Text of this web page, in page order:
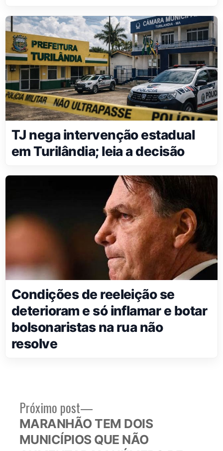
TJ nega intervenção estadual
em Turilândia; leia a decisão
Condições de reeleição se
deterioram e só inflamar e botar
bolsonaristas na rua não
resolve
Navegação
de
Próximo post
Próximo
post:
MARANHÃO TEM DOIS
MUNICÍPIOS QUE NÃO